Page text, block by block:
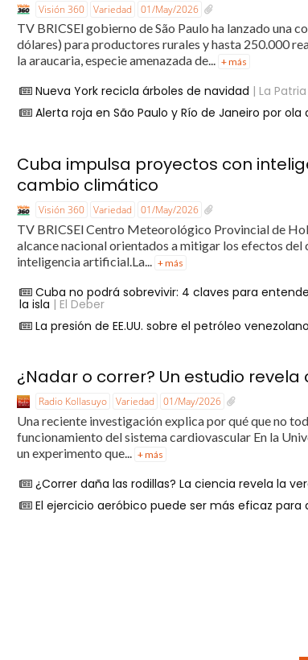
Visión 360 Variedad 01/May/2026
TV BRICSEl gobierno de São Paulo ha lanzado una
dólares) para productores rurales y hasta 250.000
la araucaria, especie amenazada de... + más
Nueva York recicla árboles de navidad | La Patria
Alerta roja en São Paulo y Río de Janeiro por ola
Cuba impulsa proyectos con
cambio climático
Visión 360 Variedad 01/May/2026
TV BRICSEl Centro Meteorológico Provincial de
alcance nacional orientados a mitigar los efectos
inteligencia artificial.La...
+ más
Cuba no podrá sobrevivir: 4 claves para
la isla | El Deber
La presión de EE.UU. sobre el petróleo
¿Nadar o correr? Un estudio
Radio Kollasuyo Variedad 01/May/2026
Una reciente investigación explica por qué que no
funcionamiento del sistema cardiovascular En la
un experimento que... + más
¿Correr daña las rodillas? La ciencia revela la
El ejercicio aeróbico puede ser más eficaz para